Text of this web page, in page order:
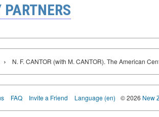
› N. F. CANTOR (with М. CANTOR). The American
FAQ Invite a Friend Language (en) © 2026 New